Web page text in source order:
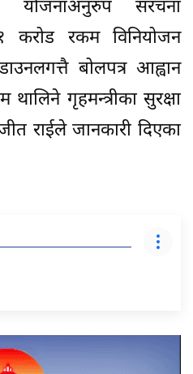
योजनाअनुरुप संरचना
करोड रकम विनियोजन
बोलपत्र आह्वान
गृहमन्त्रीका सुरक्षा
राईले जानकारी दिएका